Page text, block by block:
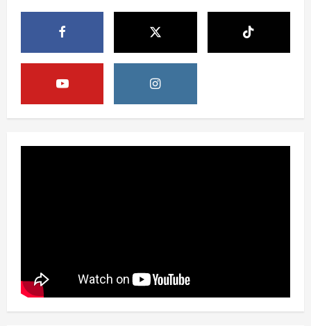
Pemerintah Perkuat Ekosistem Media
Digital Nasional Hadapi Perang
Algoritma AI
August 6, 2026
Opini
Etika, Verifikasi, dan Media Tepercaya
Berita
BMP Kecam Aksi KNPB, Serukan